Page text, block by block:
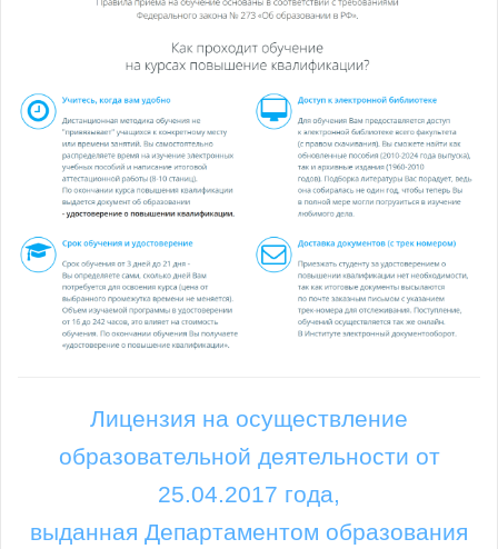
Лицензия на осуществление
образовательной деятельности от
25.04.2017 года,
выданная Департаментом образования